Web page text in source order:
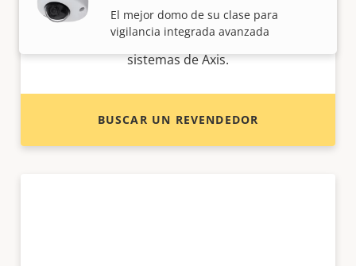
El mejor domo de su clase para
vigilancia integrada avanzada
Localice revendedores, integradores de
sistemas e instaladores de productos y
sistemas de Axis.
BUSCAR UN REVENDEDOR